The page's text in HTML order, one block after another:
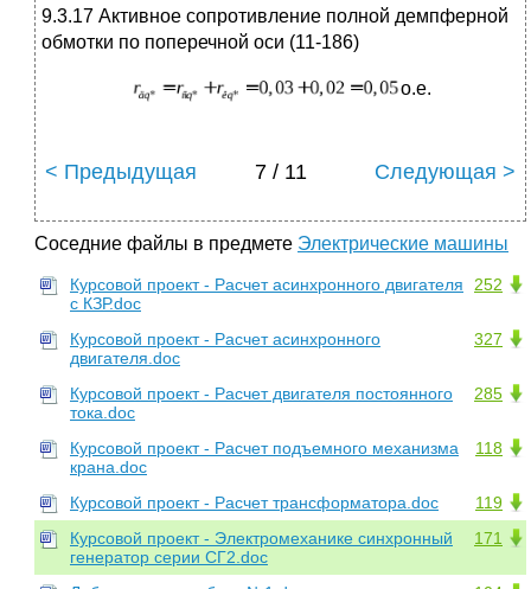
9.3.17 Активное сопротивление полной демпферной
обмотки по поперечной оси (11-186)
о.е.
< Предыдущая 7 / 11 Следующая >
Соседние файлы в предмете Электрические машины
252
Курсовой проект - Расчет асинхронного двигателя
с КЗР.doc
327
Курсовой проект - Расчет асинхронного
двигателя.doc
285
Курсовой проект - Расчет двигателя постоянного
тока.doc
118
Курсовой проект - Расчет подъемного механизма
крана.doc
119
Курсовой проект - Расчет трансформатора.doc
171
Курсовой проект - Электромеханике синхронный
генератор серии СГ2.doc